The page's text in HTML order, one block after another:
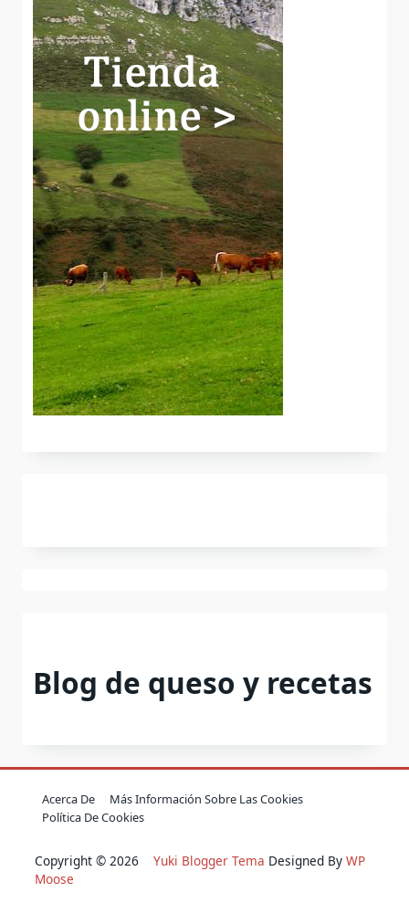
Blog de queso y recetas
Acerca De
Más Información Sobre Las Cookies
Política De Cookies
Copyright © 2026 Yuki Blogger Tema Designed By WP
Moose